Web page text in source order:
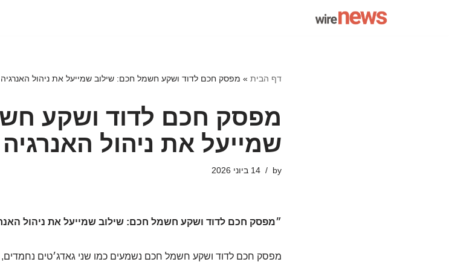
דף הבית » מפסק חכם לדוד ושקע חשמל חכם: שילוב שמייעל את ניהול האנרגיה
מפסק חכם לדוד ושקע
שמייעל את ניהול האנרגיה
by 14 ביוני 2026
״מפסק חכם לדוד ושקע חשמל חכם: שילוב שמייעל את ניהול
מפסק חכם לדוד ושקע חשמל חכם נשמעים כמו שני גאדג׳טים נחמדים,